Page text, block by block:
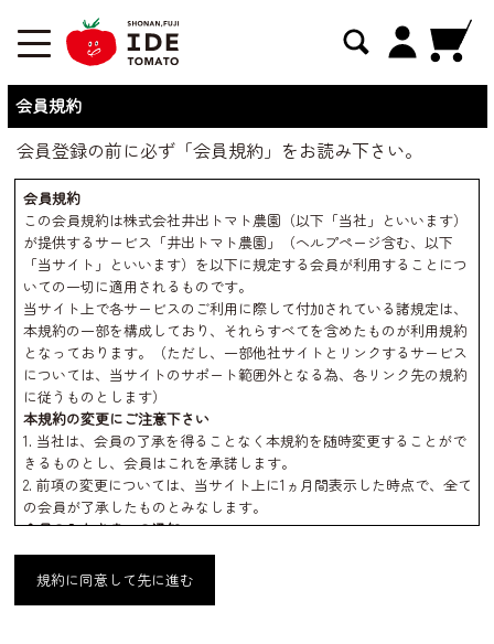
会員規約
会員登録の前に必ず「会員規約」をお読み下さい。
会員規約
この会員規約は株式会社井出トマト農園（以下「当社」といいます）
が提供するサービス「井出トマト農園」（ヘルプページ含む、以下
「当サイト」といいます）を以下に規定する会員が利用することにつ
いての一切に適用されるものです。
当サイト上で各サービスのご利用に際して付加されている諸規定は、
本規約の一部を構成しており、それらすべてを含めたものが利用規約
となっております。（ただし、一部他社サイトとリンクするサービス
については、当サイトのサポート範囲外となる為、各リンク先の規約
に従うものとします）
本規約の変更にご注意下さい
1. 当社は、会員の了承を得ることなく本規約を随時変更することがで
きるものとし、会員はこれを承諾します。
2. 前項の変更については、当サイト上に1ヵ月間表示した時点で、全て
の会員が了承したものとみなします。
会員のみなさまへの通知
1. 本規約の変更のケース以外に当社が必要と判断した場合、当社は、
会員に対し随時必要な事項を通知します。
2. 前項の通知は、当サイト上に表示した時点で全ての会員に通知した
規約に同意して先に進む